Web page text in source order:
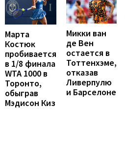
Марта
Костюк
пробивается
в 1/8 финала
WTA 1000 в
Торонто,
обыграв
Мэдисон Киз
Микки ван
де Вен
остается в
Тоттенхэме,
отказав
Ливерпулю
и Барселоне